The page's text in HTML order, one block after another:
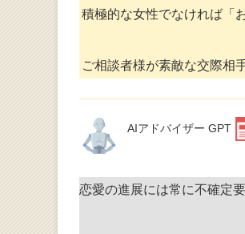
積極的な女性でなければ「
ご相談者様が素敵な交際相
AIアドバイザー GPT
恋愛の進展には常に不確定